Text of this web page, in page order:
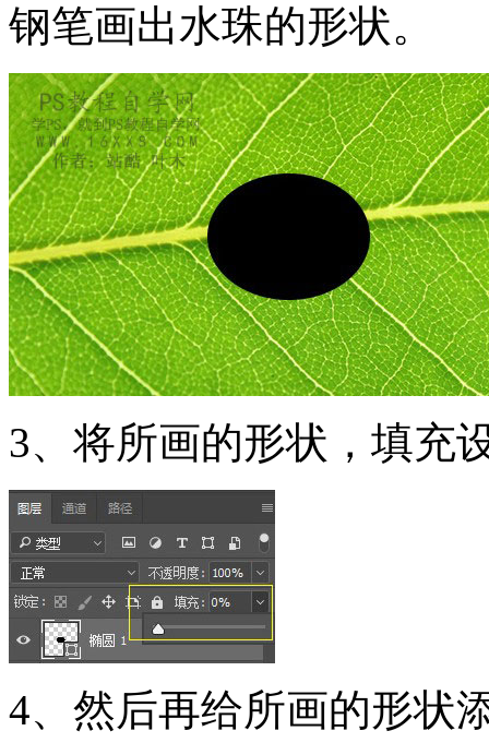
钢笔画出水珠的形状。
3、将所画的形状，填充
4、然后再给所画的形状